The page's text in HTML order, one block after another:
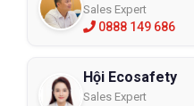
Sales Expert
0888 149 686
Hội Ecosafety
Sales Expert